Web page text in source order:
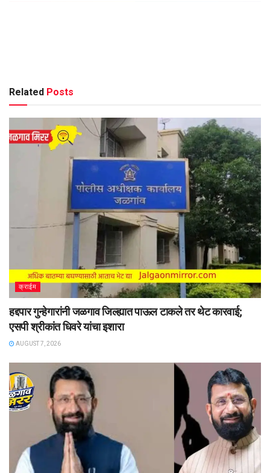
Related Posts
क्राईम
हद्दपार गुन्हेगारांनी जळगाव जिल्ह्यात पाऊल टाकले तर थेट कारवाई;
एसपी श्रीकांत धिवरे यांचा इशारा
AUGUST 7, 2026